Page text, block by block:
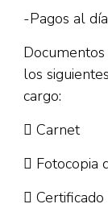
-Pagos al
los
cargo:
 Carnet
 Fotocopia
